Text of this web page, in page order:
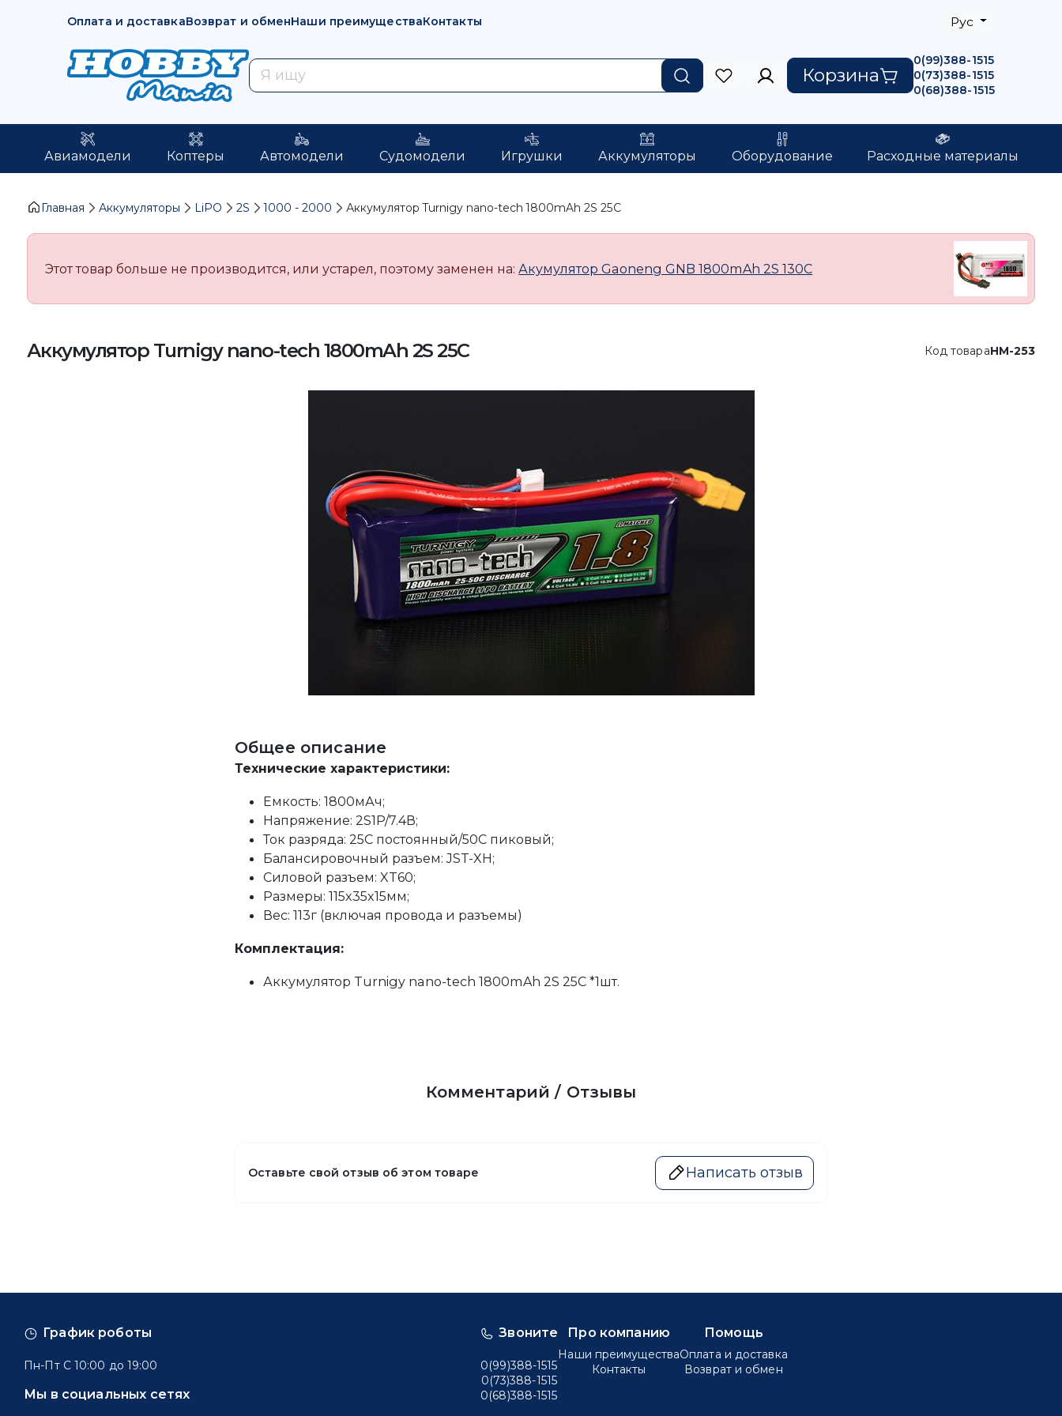
Оплата и доставкаВозврат и обменНаши преимуществаКонтакты Рус
Корзина
0(99)388-1515
0(73)388-1515
0(68)388-1515
Авиамодели Коптеры Автомодели Судомодели Игрушки Аккумуляторы Оборудование Расходные материалы
Главная Аккумуляторы LiPO 2S 1000 - 2000 Аккумулятор Turnigy nano-tech 1800mAh 2S 25C
Этот товар больше не производится, или устарел, поэтому заменен на:Акумулятор Gaoneng GNB 1800mAh 2S 130C
Аккумулятор Turnigy nano-tech 1800mAh 2S 25C Код товараHM-253
Общее описание
Технические характеристики:
Емкость: 1800мАч;
Напряжение: 2S1P/7.4В;
Ток разряда: 25C постоянный/50C пиковый;
Балансировочный разъем: JST-XH;
Силовой разъем: XT60;
Размеры: 115x35x15мм;
Вес: 113г (включая провода и разъемы)
Комплектация:
Аккумулятор Turnigy nano-tech 1800mAh 2S 25C *1шт.
Комментарий / Отзывы
Оставьте свой отзыв об этом товаре Написать отзыв
График роботы
Пн-Пт С 10:00 до 19:00
Мы в социальных сетях
Звоните
0(99)388-1515
0(73)388-1515
0(68)388-1515
Про компанию
Наши преимущества
Контакты
Помощь
Оплата и доставка
Возврат и обмен